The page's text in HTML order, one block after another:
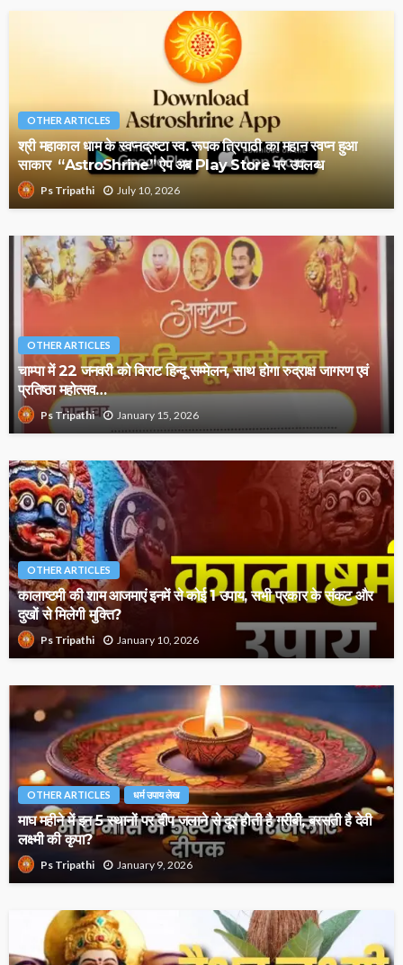
OTHER ARTICLES
श्री महाकाल धाम के स्वप्नद्रष्टा स्व. रूपक त्रिपाठी का महान स्वप्न हुआ
साकार “AstroShrine” ऐप अब Play Store पर उपलब्ध
Ps Tripathi July 10, 2026
OTHER ARTICLES
चाम्पा में 22 जनवरी को विराट हिन्दू सम्मेलन, साथ होगा रुद्राक्ष जागरण एवं
प्रतिष्ठा महोत्सव…
Ps Tripathi January 15, 2026
OTHER ARTICLES
कालाष्टमी की शाम आजमाएं इनमें से कोई 1 उपाय, सभी प्रकार के संकट और
दुखों से मिलेगी मुक्ति?
Ps Tripathi January 10, 2026
OTHER ARTICLES धर्म उपाय लेख
माघ महीने में इन 5 स्थानों पर दीप जलाने से दूर होती है गरीबी, बरसती है देवी
लक्ष्मी की कृपा?
Ps Tripathi January 9, 2026